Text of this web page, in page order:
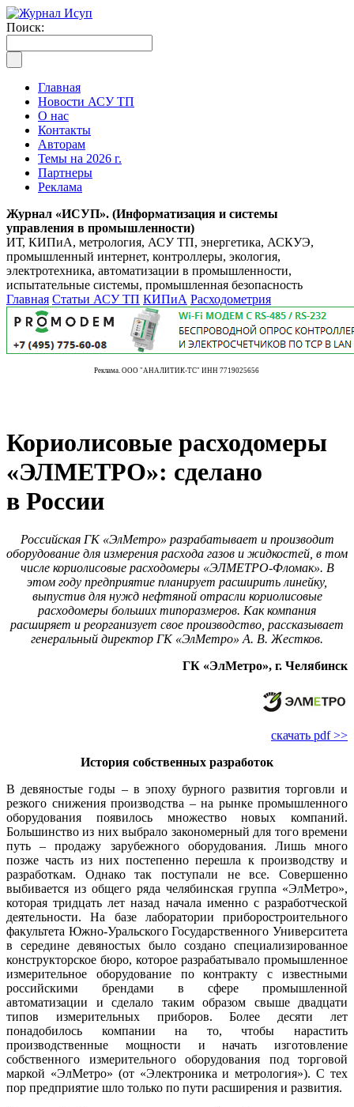
Поиск:
Главная
Новости АСУ ТП
О нас
Контакты
Авторам
Темы на 2026 г.
Партнеры
Реклама
Журнал «ИСУП». (Информатизация и системы
управления в промышленности)
ИТ, КИПиА, метрология, АСУ ТП, энергетика, АСКУЭ,
промышленный интернет, контроллеры, экология,
электротехника, автоматизации в промышленности,
испытательные системы, промышленная безопасность
Главная Статьи АСУ ТП КИПиА Расходометрия
Реклама. ООО "АНАЛИТИК-ТС" ИНН 7719025656
Кориолисовые расходомеры
«ЭЛМЕТРО»: сделано
в России
Российская ГК «ЭлМетро» разрабатывает и производит
оборудование для измерения расхода газов и жидкостей, в том
числе кориолисовые расходомеры «ЭЛМЕТРО-Фломак». В
этом году предприятие планирует расширить линейку,
выпустив для нужд нефтяной отрасли кориолисовые
расходомеры больших типоразмеров. Как компания
расширяет и реорганизует свое производство, рассказывает
генеральный директор ГК «ЭлМетро» А. В. Жестков.
ГК «ЭлМетро», г. Челябинск
скачать pdf >>
История собственных разработок
В девяностые годы – в эпоху бурного развития торговли и
резкого снижения производства – на рынке промышленного
оборудования появилось множество новых компаний.
Большинство из них выбрало закономерный для то­го времени
путь – продажу зарубежного оборудования. Лишь много
позже часть из них постепенно перешла к производству и
разработкам. Однако так поступали не все. Совершенно
выбивается из общего ря­да челябинская группа «ЭлМет­ро»,
которая тридцать лет назад начала именно с разработческой
деятельности. На ба­зе лаборатории приборостроительного
факультета Южно-Уральского Государственного Университета
в середине девяностых бы­ло создано специализированное
конструкторское бю­ро, которое разрабатывало промышленное
измерительное оборудование по контракту с известными
российскими брендами в сфере промышленной
автоматизации и сделало таким образом свыше двадцати
типов измерительных приборов. Более десяти лет
понадобилось компании на то, чтобы нарастить
производственные мощности и начать изготовление
собственного измерительного оборудования под торговой
маркой «ЭлМет­ро» (от «Электроника и метрология»). С тех
пор предприятие шло только по пу­ти расширения и развития.